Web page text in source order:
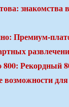
знакомства
Премиум-
Рекордный
возможности